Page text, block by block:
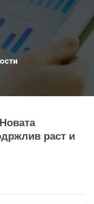
раст и